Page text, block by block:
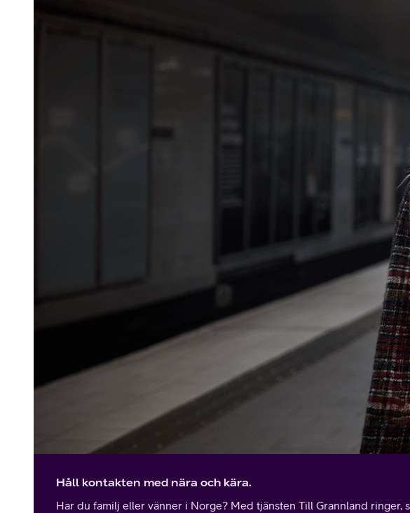
Håll kontakten med nära och kära.
Har du familj eller vänner i Norge? Med tjänsten Till Grannland ringer,